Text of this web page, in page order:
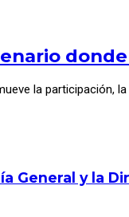
la participación,
General y la